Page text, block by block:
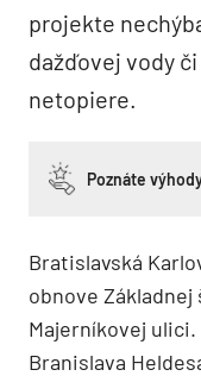
projekte
dažďovej vody
netopiere.
Poznáte
Bratislavská
obnove Základnej
Majerníkovej
Branislava